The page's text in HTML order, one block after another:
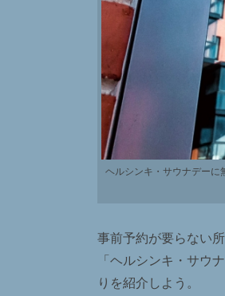
ヘルシンキ・サウナデーに
事前予約が要らない
「ヘルシンキ・サウ
りを紹介しよう。